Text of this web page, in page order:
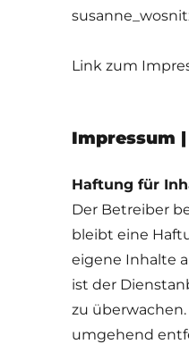
Link zum
Impressum
Haftung für
Der Betreiber
bleibt eine
eigene Inhalte
ist der
zu
umgehend